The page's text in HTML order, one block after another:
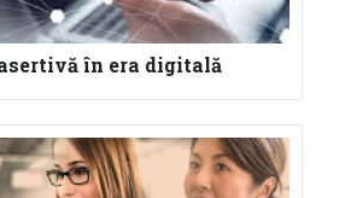
în era digitală